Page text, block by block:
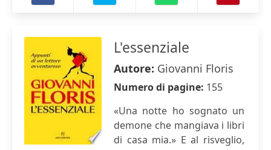
L'essenziale
Autore: Giovanni Floris
Numero di pagine: 155
«Una notte ho sognato un
demone che mangiava i libri
di casa mia.» E al risveglio,